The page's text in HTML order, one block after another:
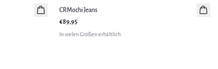
Neuheiten
CRMochi Jeans
€89,95
In vielen Größen erhältlich